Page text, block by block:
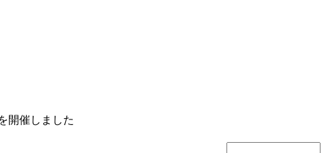
開催しました